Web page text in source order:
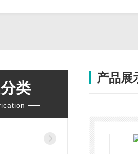
类
产品展